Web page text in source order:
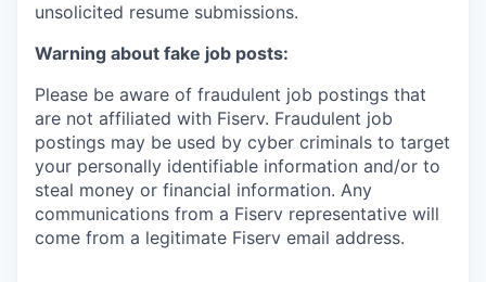
unsolicited resume submissions.
Warning about fake job posts:
Please be aware of fraudulent job postings that
are not affiliated with Fiserv. Fraudulent job
postings may be used by cyber criminals to target
your personally identifiable information and/or to
steal money or financial information. Any
communications from a Fiserv representative will
come from a legitimate Fiserv email address.